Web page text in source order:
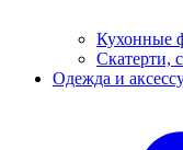
Кухонные
Скатерти,
Одежда и